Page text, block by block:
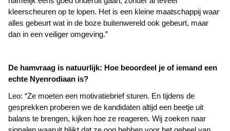
kleerscheuren op te lopen. Het is een kleine maatschappij waar
alles gebeurt wat in de boze buitenwereld ook gebeurt, maar
dan in een veiliger omgeving.”
De hamvraag is natuurlijk: Hoe beoordeel je of iemand een
echte Nyenrodiaan is?
Leo: “Ze moeten een motivatiebrief sturen. En tijdens de
gesprekken proberen we de kandidaten altijd een beetje uit
balans te brengen, kijken hoe ze reageren. Wij zoeken naar